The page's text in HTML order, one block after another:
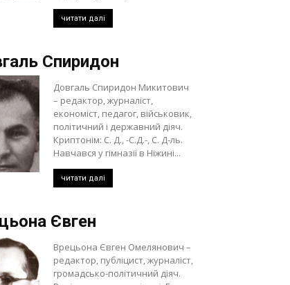
читати далі
Спиридон
Довгаль Спиридон Микитович
– редактор, журналіст,
економіст, педагог, військовик,
політичний і державний діяч.
Криптонім: С. Д., -С.Д.-, С. Д-ль.
Навчався у гімназії в Ніжині...
читати далі
Євген
Врецьона Євген Омелянович –
редактор, публіцист, журналіст,
громадсько-політичний діяч.